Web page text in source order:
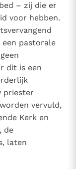
– zij die er
voor hebben.
pastorale
dit is een
priester
vervuld,
Kerk en
de
laten